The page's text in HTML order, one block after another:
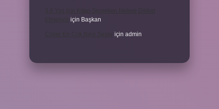
için Başkan
Cinler En Çok Neyi Sever için admin